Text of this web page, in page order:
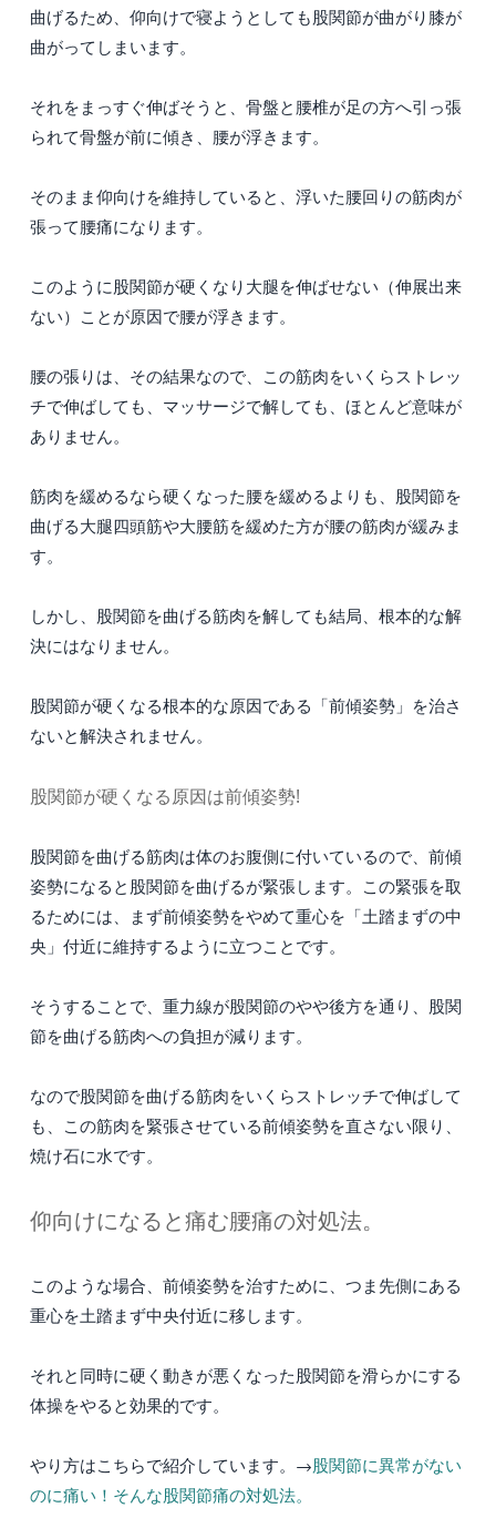
曲げるため、仰向けで寝ようとしても股関節が曲がり膝が
曲がってしまいます。
それをまっすぐ伸ばそうと、骨盤と腰椎が足の方へ引っ張
られて骨盤が前に傾き、腰が浮きます。
そのまま仰向けを維持していると、浮いた腰回りの筋肉が
張って腰痛になります。
このように股関節が硬くなり大腿を伸ばせない（伸展出来
ない）ことが原因で腰が浮きます。
腰の張りは、その結果なので、この筋肉をいくらストレッ
チで伸ばしても、マッサージで解しても、ほとんど意味が
ありません。
筋肉を緩めるなら硬くなった腰を緩めるよりも、股関節を
曲げる大腿四頭筋や大腰筋を緩めた方が腰の筋肉が緩みま
す。
しかし、股関節を曲げる筋肉を解しても結局、根本的な解
決にはなりません。
股関節が硬くなる根本的な原因である「前傾姿勢」を治さ
ないと解決されません。
股関節が硬くなる原因は前傾姿勢!
股関節を曲げる筋肉は体のお腹側に付いているので、前傾
姿勢になると股関節を曲げるが緊張します。この緊張を取
るためには、まず前傾姿勢をやめて重心を「土踏まずの中
央」付近に維持するように立つことです。
そうすることで、重力線が股関節のやや後方を通り、股関
節を曲げる筋肉への負担が減ります。
なので股関節を曲げる筋肉をいくらストレッチで伸ばして
も、この筋肉を緊張させている前傾姿勢を直さない限り、
焼け石に水です。
仰向けになると痛む腰痛の対処法。
このような場合、前傾姿勢を治すために、つま先側にある
重心を土踏まず中央付近に移します。
それと同時に硬く動きが悪くなった股関節を滑らかにする
体操をやると効果的です。
やり方はこちらで紹介しています。→股関節に異常がない
のに痛い！そんな股関節痛の対処法。